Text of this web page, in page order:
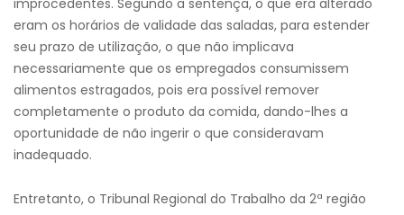
improcedentes. Segundo a sentença, o que era alterado
eram os horários de validade das saladas, para estender
seu prazo de utilização, o que não implicava
necessariamente que os empregados consumissem
alimentos estragados, pois era possível remover
completamente o produto da comida, dando-lhes a
oportunidade de não ingerir o que consideravam
inadequado.
Entretanto, o Tribunal Regional do Trabalho da 2ª região